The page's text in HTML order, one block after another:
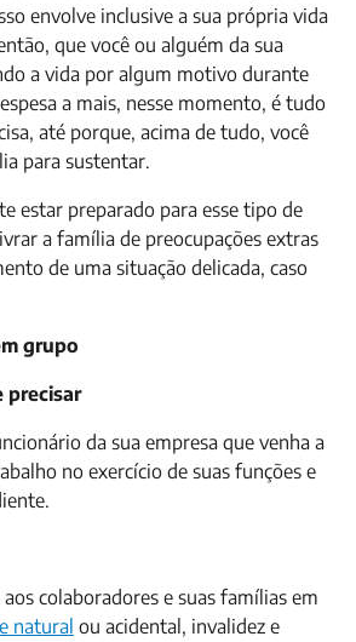
envolve inclusive a sua própria vida
que você ou alguém da sua
a vida por algum motivo durante
a mais, nesse momento, é tudo
até porque, acima de tudo, você
para sustentar.
estar preparado para esse tipo de
a família de preocupações extras
de uma situação delicada, caso
grupo
precisar
da sua empresa que venha a
no exercício de suas funções e
colaboradores e suas famílias em
natural ou acidental, invalidez e